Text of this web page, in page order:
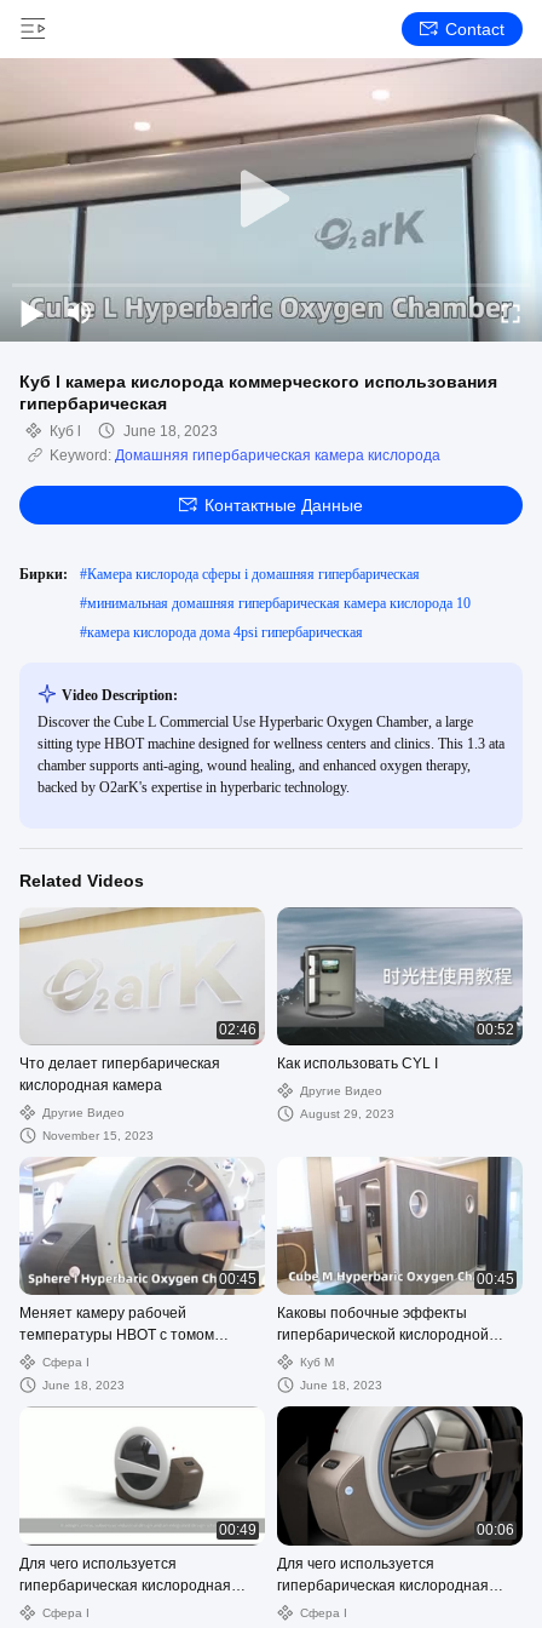
Contact
Куб l камера кислорода коммерческого использования
гипербарическая
Куб l
June 18, 2023
Keyword: Домашняя гипербарическая камера кислорода
Контактные Данные
Бирки: #Камера кислорода сферы i домашняя гипербарическая
#минимальная домашняя гипербарическая камера кислорода 10
#камера кислорода дома 4psi гипербарическая
Video Description:
Discover the Cube L Commercial Use Hyperbaric Oxygen Chamber, a large
sitting type HBOT machine designed for wellness centers and clinics. This 1.3 ata
chamber supports anti-aging, wound healing, and enhanced oxygen therapy,
backed by O2arK's expertise in hyperbaric technology.
Related Videos
02:46
Что делает гипербарическая
кислородная камера
Другие Видео
November 15, 2023
00:52
Как использовать CYL I
Другие Видео
August 29, 2023
00:45
Меняет камеру рабочей
температуры HBOT с томом
камеры
Сфера I
June 18, 2023
00:45
Каковы побочные эффекты
гипербарической кислородной
терапии?
Куб M
June 18, 2023
00:49
Для чего используется
гипербарическая кислородная
камера?
Сфера I
00:06
Для чего используется
гипербарическая кислородная
камера?
Сфера I